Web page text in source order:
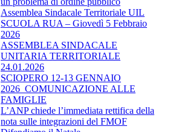
Assemblea Sindacale Territoriale UIL
SCUOLA RUA – Giovedì 5 Febbraio
2026
ASSEMBLEA SINDACALE
UNITARIA TERRITORIALE
24.01.2026
SCIOPERO 12-13 GENNAIO
2026_COMUNICAZIONE ALLE
FAMIGLIE
L’ANP chiede l’immediata rettifica della
nota sulle integrazioni del FMOF